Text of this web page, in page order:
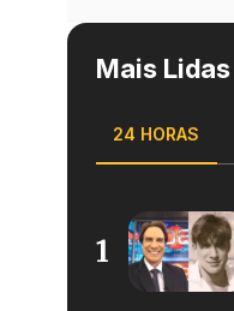
Mais Lidas
24 HORAS
1